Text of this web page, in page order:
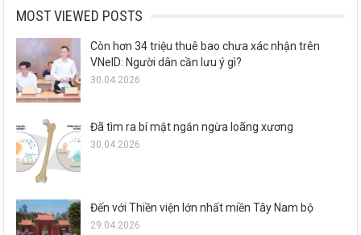
MOST VIEWED POSTS
Còn hơn 34 triệu thuê bao chưa xác nhận trên
VNeID: Người dân cần lưu ý gì?
30.04.2026
Đã tìm ra bí mật ngăn ngừa loãng xương
30.04.2026
Đến với Thiền viện lớn nhất miền Tây Nam bộ
29.04.2026